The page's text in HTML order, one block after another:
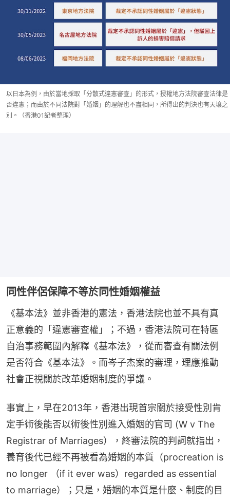
以日本為例，由於當地採取「分散式違憲審查」的形式，授權地方法院審查法律是
否違憲；而由於不同法院對「婚姻」的理解也不盡相同，所得出的判決也有天壤之
別。（香港01記者整理）
同性伴侶保障不等於同性婚姻權益
《基本法》並非香港的憲法，香港法院也並不具有真
正意義的「違憲審查權」；不過，香港法院可在特區
自治事務範圍內解釋《基本法》，從而審查有關法例
是否符合《基本法》。而岑子杰案的審理，理應推動
社會正視關於改革婚姻制度的爭議。
事實上，早在2013年，香港出現首宗關於接受性別肯
定手術後能否以術後性別進入婚姻的官司 (W v The
Registrar of Marriages），終審法院的判詞就指出，
養育後代已經不再被看為婚姻的本質（procreation is
no longer （if it ever was）regarded as essential
to marriage）；只是，婚姻的本質是什麼、制度的目